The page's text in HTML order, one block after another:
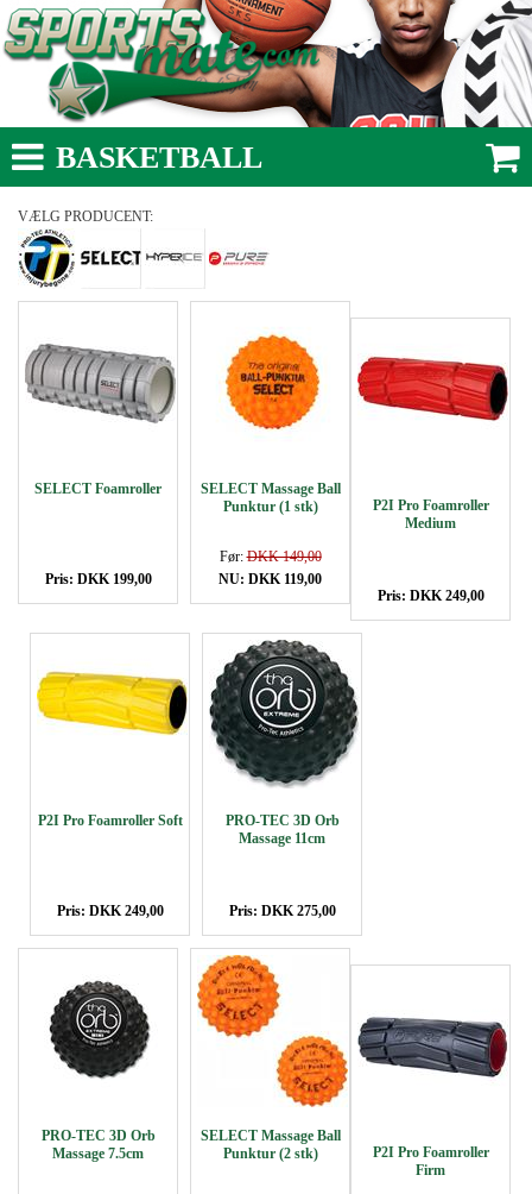
BASKETBALL
VÆLG PRODUCENT:
SELECT Foamroller
Pris: DKK 199,00
SELECT Massage Ball
Punktur (1 stk)
Før:DKK 149,00
NU: DKK 119,00
P2I Pro Foamroller
Medium
Pris: DKK 249,00
P2I Pro Foamroller Soft
Pris: DKK 249,00
PRO-TEC 3D Orb
Massage 11cm
Pris: DKK 275,00
PRO-TEC 3D Orb
Massage 7.5cm
SELECT Massage Ball
Punktur (2 stk)
P2I Pro Foamroller
Firm